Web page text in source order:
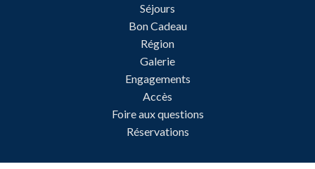
Séjours
Bon Cadeau
Région
Galerie
Engagements
Accès
Foire aux questions
Réservations